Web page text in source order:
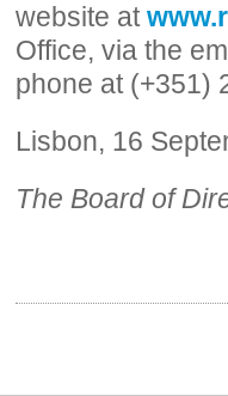
website at
Office, via the
phone at (+351)
Lisbon, 16
The Board of